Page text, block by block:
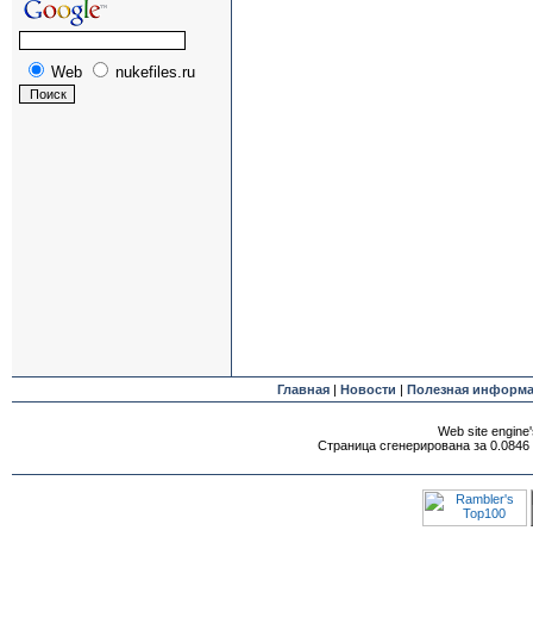
Web nukefiles.ru
Главная| Новости | Полезная
Web site
Страница сгенерирована за